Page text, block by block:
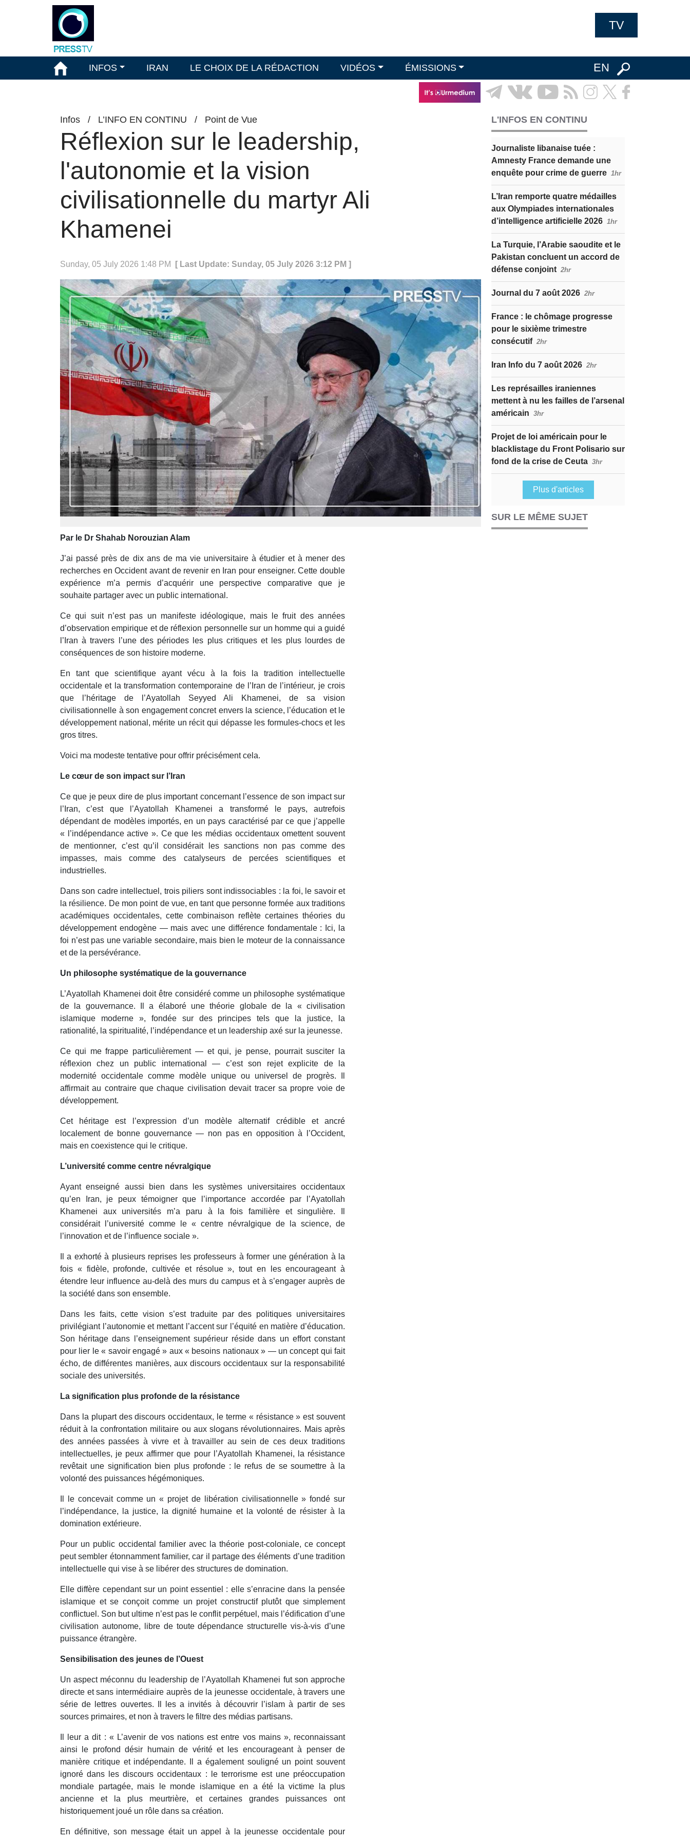
TV
INFOS IRAN LE CHOIX DE LA RÉDACTION VIDÉOS ÉMISSIONS EN
Infos / L’INFO EN CONTINU / Point de Vue
Réflexion sur le leadership,
l'autonomie et la vision
civilisationnelle du martyr Ali
Khamenei
Sunday, 05 July 2026 1:48 PM [ Last Update: Sunday, 05 July 2026 3:12 PM ]
Par le Dr Shahab Norouzian Alam
J’ai passé près de dix ans de ma vie universitaire à étudier et à mener des
recherches en Occident avant de revenir en Iran pour enseigner. Cette double
expérience m’a permis d’acquérir une perspective comparative que je
souhaite partager avec un public international.
Ce qui suit n’est pas un manifeste idéologique, mais le fruit des années
d’observation empirique et de réflexion personnelle sur un homme qui a guidé
l’Iran à travers l’une des périodes les plus critiques et les plus lourdes de
conséquences de son histoire moderne.
En tant que scientifique ayant vécu à la fois la tradition intellectuelle
occidentale et la transformation contemporaine de l’Iran de l’intérieur, je crois
que l’héritage de l’Ayatollah Seyyed Ali Khamenei, de sa vision
civilisationnelle à son engagement concret envers la science, l’éducation et le
développement national, mérite un récit qui dépasse les formules-chocs et les
gros titres.
Voici ma modeste tentative pour offrir précisément cela.
Le cœur de son impact sur l’Iran
Ce que je peux dire de plus important concernant l’essence de son impact sur
l’Iran, c’est que l’Ayatollah Khamenei a transformé le pays, autrefois
dépendant de modèles importés, en un pays caractérisé par ce que j’appelle
« l’indépendance active ». Ce que les médias occidentaux omettent souvent
de mentionner, c’est qu’il considérait les sanctions non pas comme des
impasses, mais comme des catalyseurs de percées scientifiques et
industrielles.
Dans son cadre intellectuel, trois piliers sont indissociables : la foi, le savoir et
la résilience. De mon point de vue, en tant que personne formée aux traditions
académiques occidentales, cette combinaison reflète certaines théories du
développement endogène — mais avec une différence fondamentale : Ici, la
foi n’est pas une variable secondaire, mais bien le moteur de la connaissance
et de la persévérance.
Un philosophe systématique de la gouvernance
L’Ayatollah Khamenei doit être considéré comme un philosophe systématique
de la gouvernance. Il a élaboré une théorie globale de la « civilisation
islamique moderne », fondée sur des principes tels que la justice, la
rationalité, la spiritualité, l’indépendance et un leadership axé sur la jeunesse.
Ce qui me frappe particulièrement — ​​et qui, je pense, pourrait susciter la
réflexion chez un public international — c’est son rejet explicite de la
modernité occidentale comme modèle unique ou universel de progrès. Il
affirmait au contraire que chaque civilisation devait tracer sa propre voie de
développement.
Cet héritage est l’expression d’un modèle alternatif crédible et ancré
localement de bonne gouvernance — non pas en opposition à l’Occident,
mais en coexistence qui le critique.
L’université comme centre névralgique
Ayant enseigné aussi bien dans les systèmes universitaires occidentaux
qu’en Iran, je peux témoigner que l’importance accordée par l’Ayatollah
Khamenei aux universités m’a paru à la fois familière et singulière. Il
considérait l’université comme le « centre névralgique de la science, de
l’innovation et de l’influence sociale ».
Il a exhorté à plusieurs reprises les professeurs à former une génération à la
fois « fidèle, profonde, cultivée et résolue », tout en les encourageant à
étendre leur influence au-delà des murs du campus et à s’engager auprès de
la société dans son ensemble.
Dans les faits, cette vision s’est traduite par des politiques universitaires
privilégiant l’autonomie et mettant l’accent sur l’équité en matière d’éducation.
Son héritage dans l’enseignement supérieur réside dans un effort constant
pour lier le « savoir engagé » aux « besoins nationaux » — un concept qui fait
écho, de différentes manières, aux discours occidentaux sur la responsabilité
sociale des universités.
La signification plus profonde de la résistance
Dans la plupart des discours occidentaux, le terme « résistance » est souvent
réduit à la confrontation militaire ou aux slogans révolutionnaires. Mais après
des années passées à vivre et à travailler au sein de ces deux traditions
intellectuelles, je peux affirmer que pour l’Ayatollah Khamenei, la résistance
revêtait une signification bien plus profonde : le refus de se soumettre à la
volonté des puissances hégémoniques.
Il le concevait comme un « projet de libération civilisationnelle » fondé sur
l’indépendance, la justice, la dignité humaine et la volonté de résister à la
domination extérieure.
Pour un public occidental familier avec la théorie post-coloniale, ce concept
peut sembler étonnamment familier, car il partage des éléments d’une tradition
intellectuelle qui vise à se libérer des structures de domination.
Elle diffère cependant sur un point essentiel : elle s’enracine dans la pensée
islamique et se conçoit comme un projet constructif plutôt que simplement
conflictuel. Son but ultime n’est pas le conflit perpétuel, mais l’édification d’une
civilisation autonome, libre de toute dépendance structurelle vis-à-vis d’une
puissance étrangère.
Sensibilisation des jeunes de l’Ouest
Un aspect méconnu du leadership de l’Ayatollah Khamenei fut son approche
directe et sans intermédiaire auprès de la jeunesse occidentale, à travers une
série de lettres ouvertes. Il les a invités à découvrir l’islam à partir de ses
sources primaires, et non à travers le filtre des médias partisans.
Il leur a dit : « L’avenir de vos nations est entre vos mains », reconnaissant
ainsi le profond désir humain de vérité et les encourageant à penser de
manière critique et indépendante. Il a également souligné un point souvent
ignoré dans les discours occidentaux : le terrorisme est une préoccupation
mondiale partagée, mais le monde islamique en a été la victime la plus
ancienne et la plus meurtrière, et certaines grandes puissances ont
historiquement joué un rôle dans sa création.
En définitive, son message était un appel à la jeunesse occidentale pour
L'INFOS EN CONTINU
Journaliste libanaise tuée :
Amnesty France demande une
enquête pour crime de guerre 1hr
L’Iran remporte quatre médailles
aux Olympiades internationales
d’intelligence artificielle 2026 1hr
La Turquie, l’Arabie saoudite et le
Pakistan concluent un accord de
défense conjoint 2hr
Journal du 7 août 2026 2hr
France : le chômage progresse
pour le sixième trimestre
consécutif 2hr
Iran Info du 7 août 2026 2hr
Les représailles iraniennes
mettent à nu les failles de l’arsenal
américain 3hr
Projet de loi américain pour le
blacklistage du Front Polisario sur
fond de la crise de Ceuta 3hr
Plus d'articles
SUR LE MÊME SUJET